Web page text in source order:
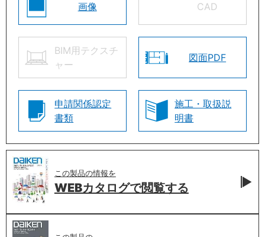
画像 CAD
BIM用テクスチ
ャー
図面PDF
申請関係認定
書類
施工・取扱説
明書
この製品の情報を
WEBカタログで閲覧する